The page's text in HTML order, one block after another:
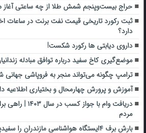
حراج بیست‌وپنجم شمش طلا از چه ساعتی آغاز
ثبت رکورد تاریخی قیمت نفت برنت در ساعات
دارد؟
داروی دیابتی ها رکورد شکست!
موضع‌گیری کاخ سفید درباره توافق مبادله
ترامپ چگونه می‌تواند منجر به فروپاشی جهانی
آموزش و پرورش چهارمحال و بختیاری اطلاعیه
دریافت وام با جواز
مردم
بارش برف ۴ایستگاه هواشناسی مازندران را سفیدپوش کرد